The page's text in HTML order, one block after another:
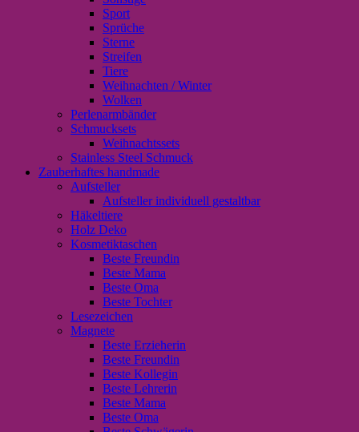
Sport
Sprüche
Sterne
Streifen
Tiere
Weihnachten / Winter
Wolken
Perlenarmbänder
Schmucksets
Weihnachtssets
Stainless Steel Schmuck
Zauberhaftes handmade
Aufsteller
Aufsteller individuell gestaltbar
Häkeltiere
Holz Deko
Kosmetiktaschen
Beste Freundin
Beste Mama
Beste Oma
Beste Tochter
Lesezeichen
Magnete
Beste Erzieherin
Beste Freundin
Beste Kollegin
Beste Lehrerin
Beste Mama
Beste Oma